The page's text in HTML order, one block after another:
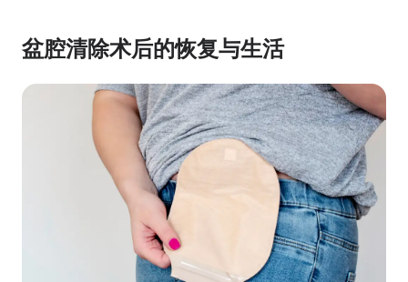
盆腔清除术后的恢复与生活